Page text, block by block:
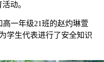
活动。
高一年级21班的赵灼琳萱
学生代表进行了安全知识